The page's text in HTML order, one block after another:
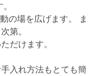
の場を広げます。 ま
第。
だけます。
入れ方法もとても簡